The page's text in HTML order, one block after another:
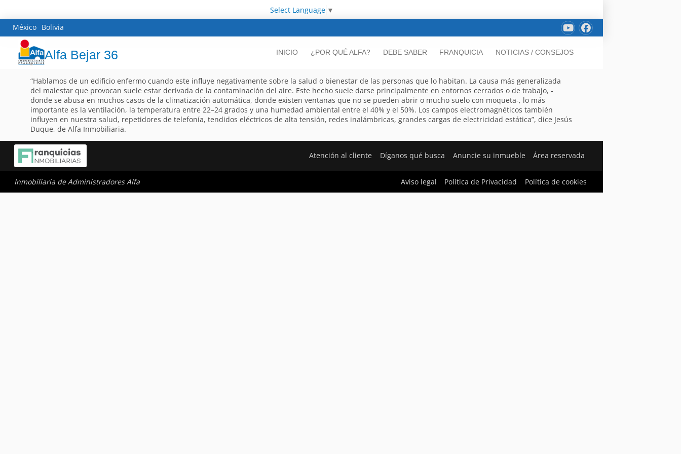
Select Language ▼
México Bolivia
Alfa Bejar 36 INICIO ¿POR QUÉ ALFA? DEBE SABER FRANQUICIA NOTICIAS / CONSEJOS
“Hablamos de un edificio enfermo cuando este influye negativamente sobre la salud o bienestar de las personas que lo habitan. La causa más generalizada
del malestar que provocan suele estar derivada de la contaminación del aire. Este hecho suele darse principalmente en entornos cerrados o de trabajo, -
donde se abusa en muchos casos de la climatización automática, donde existen ventanas que no se pueden abrir o mucho suelo con moqueta-, lo más
importante es la ventilación, la temperatura entre 22–24 grados y una humedad ambiental entre el 40% y el 50%. Los campos electromagnéticos también
influyen en nuestra salud, repetidores de telefonía, tendidos eléctricos de alta tensión, redes inalámbricas, grandes cargas de electricidad estática”, dice Jesús
Duque, de Alfa Inmobiliaria.
Atención al cliente Díganos qué busca Anuncie su inmueble Área reservada
Inmobiliaria de Administradores Alfa Aviso legal Política de Privacidad Política de cookies